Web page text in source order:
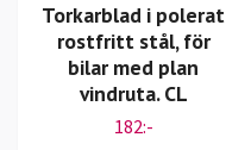
Torkarblad i polerat
rostfritt stål, för
bilar med plan
vindruta. CL
182:-